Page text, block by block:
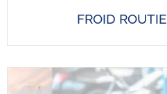
FROID